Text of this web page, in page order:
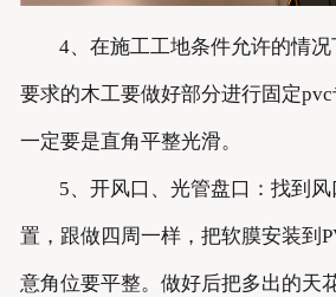
4、在施工工地条件允许的情
要求的木工要做好部分进行固定
一定要是直角平整光滑。
5、开风口、光管盘口：找到
置，跟做四周一样，把软膜安装到
意角位要平整。做好后把多出的天